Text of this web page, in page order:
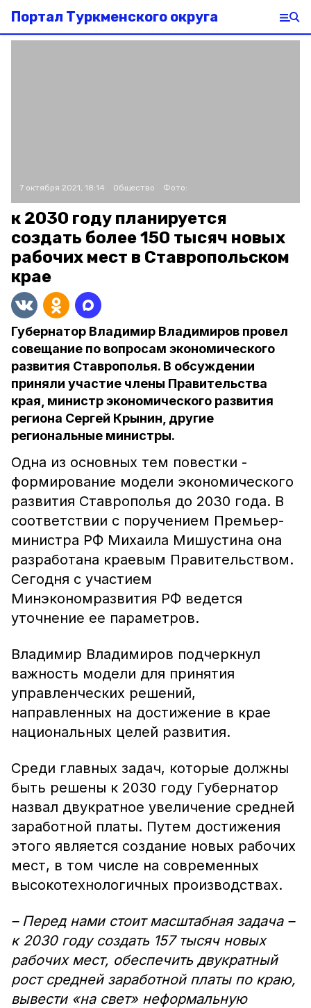
Портал Туркменского округа
7 октября 2021, 18:14 Общество Фото:
к 2030 году планируется
создать более 150 тысяч новых
рабочих мест в Ставропольском
крае
Губернатор Владимир Владимиров провел
совещание по вопросам экономического
развития Ставрополья. В обсуждении
приняли участие члены Правительства
края, министр экономического развития
региона Сергей Крынин, другие
региональные министры.
Одна из основных тем повестки -
формирование модели экономического
развития Ставрополья до 2030 года. В
соответствии с поручением Премьер-
министра РФ Михаила Мишустина она
разработана краевым Правительством.
Сегодня с участием
Минэкономразвития РФ ведется
уточнение ее параметров.
Владимир Владимиров подчеркнул
важность модели для принятия
управленческих решений,
направленных на достижение в крае
национальных целей развития.
Среди главных задач, которые должны
быть решены к 2030 году Губернатор
назвал двукратное увеличение средней
заработной платы. Путем достижения
этого является создание новых рабочих
мест, в том числе на современных
высокотехнологичных производствах.
– Перед нами стоит масштабная задача –
к 2030 году создать 157 тысяч новых
рабочих мест, обеспечить двукратный
рост средней заработной платы по краю,
вывести «на свет» неформальную